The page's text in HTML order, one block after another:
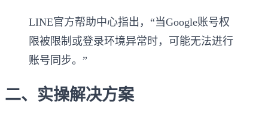
LINE官方帮助中心指出，“当Google账号权
限被限制或登录环境异常时，可能无法进行
账号同步。”
二、实操解决方案